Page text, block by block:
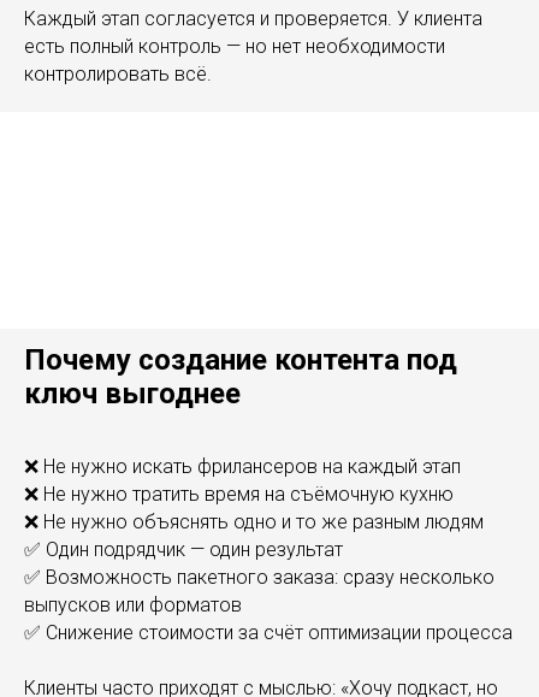
Каждый этап согласуется и проверяется. У клиента
есть полный контроль — но нет необходимости
контролировать всё.
Почему создание контента под
ключ выгоднее
❌ Не нужно искать фрилансеров на каждый этап
❌ Не нужно тратить время на съёмочную кухню
❌ Не нужно объяснять одно и то же разным людям
✅ Один подрядчик — один результат
✅ Возможность пакетного заказа: сразу несколько
выпусков или форматов
✅ Снижение стоимости за счёт оптимизации процесса
Клиенты часто приходят с мыслью: «Хочу подкаст, но